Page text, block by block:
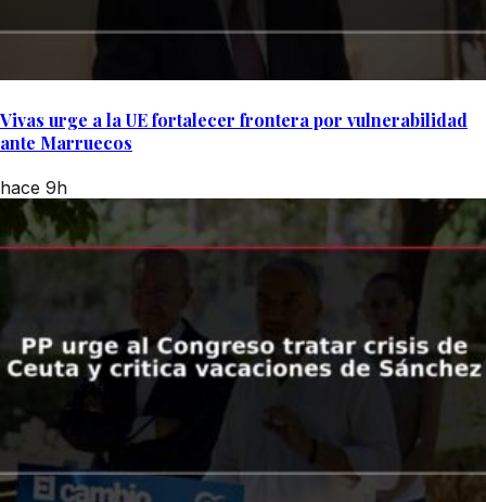
Vivas urge a la UE fortalecer frontera por vulnerabilidad
ante Marruecos
hace 9h